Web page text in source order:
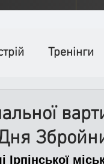
Тренінги
Ірпінської